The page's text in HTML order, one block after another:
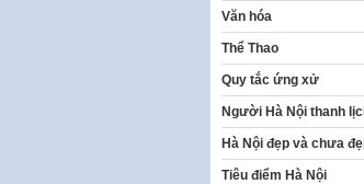
Văn hóa
Thể Thao
Quy tắc ứng xử
Người Hà Nội thanh
Hà Nội đẹp và chưa
Tiêu điểm Hà Nội